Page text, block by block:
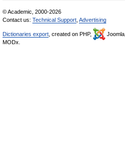
© Academic, 2000-2026
Contact us: Technical Support Advertising
Dictionaries export , created on PHP, Joomla,
MODx.